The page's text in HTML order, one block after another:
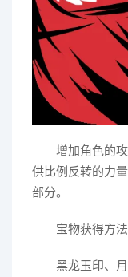
增加角色的
供比例反转的力
部分。
宝物获得方法
黑龙玉印、